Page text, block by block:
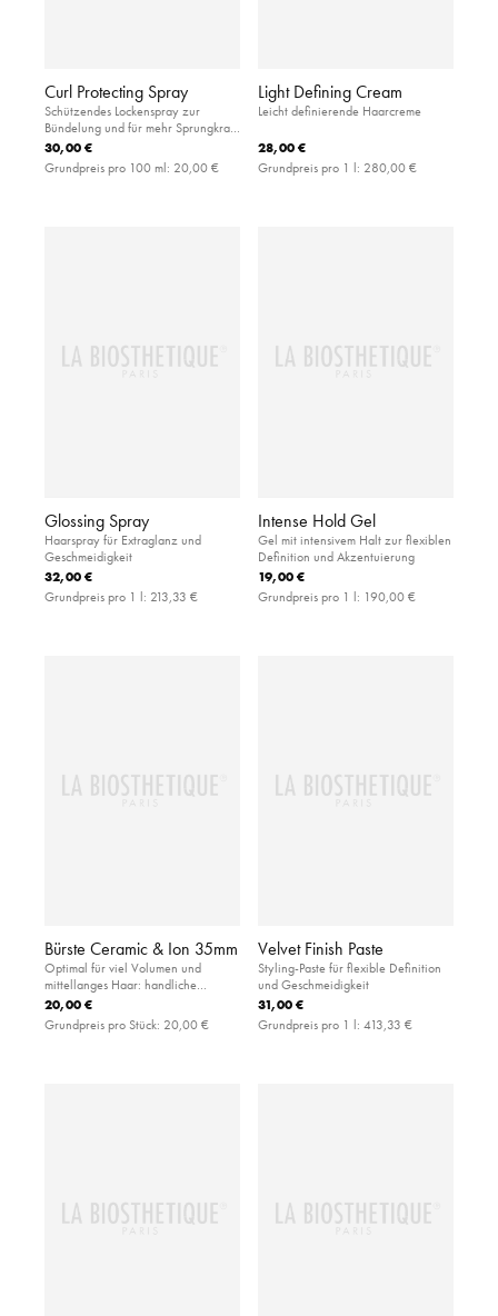
Curl Protecting Spray
Schützendes Lockenspray zur
Bündelung und für mehr Sprungkraft
mit UV-Filter und Hitzeschutz
30,00 €
Grundpreis pro 100 ml: 20,00 €
Light Defining Cream
Leicht definierende Haarcreme
28,00 €
Grundpreis pro 1 l: 280,00 €
Glossing Spray
Haarspray für Extraglanz und
Geschmeidigkeit
32,00 €
Grundpreis pro 1 l: 213,33 €
Intense Hold Gel
Gel mit intensivem Halt zur flexiblen
Definition und Akzentuierung
19,00 €
Grundpreis pro 1 l: 190,00 €
Bürste Ceramic & Ion 35mm
Optimal für viel Volumen und
mittellanges Haar: handliche
Rundbürste aus haar- und
kopfhautfreundlicher Keramik
20,00 €
Grundpreis pro Stück: 20,00 €
Velvet Finish Paste
Styling-Paste für flexible Definition
und Geschmeidigkeit
31,00 €
Grundpreis pro 1 l: 413,33 €